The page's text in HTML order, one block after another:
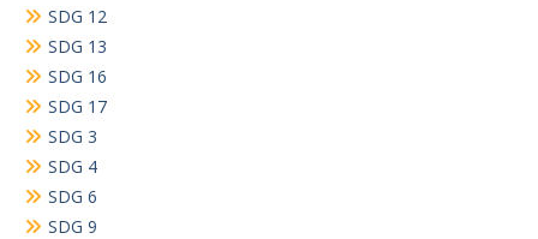
SDG 12
SDG 13
SDG 16
SDG 17
SDG 3
SDG 4
SDG 6
SDG 9